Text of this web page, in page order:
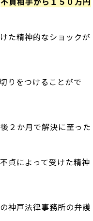
た精神的なショックが
りをつけることがで
２か月で解決に至った
貞によって受けた精神
神戸法律事務所の弁護